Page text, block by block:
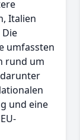
Italien
umfassten
rund um
und eine